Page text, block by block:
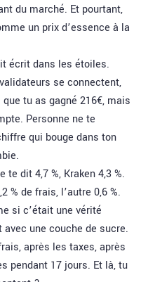
du marché. Et pourtant,
un prix d’essence à la
écrit dans les étoiles.
se connectent,
tu as gagné 216€, mais
Personne ne te
qui bouge dans ton
dit 4,7 %, Kraken 4,3 %.
% de frais, l’autre 0,6 %.
si c’était une vérité
une couche de sucre.
après les taxes, après
pendant 17 jours. Et là, tu